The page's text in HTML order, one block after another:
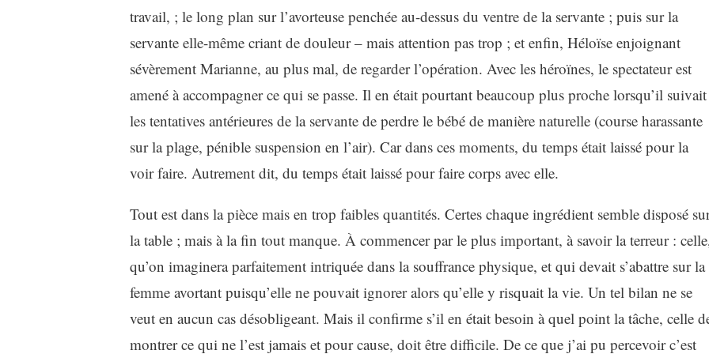
travail, ; le long plan sur l’avorteuse penchée au-dessus du ventre de la servante ; puis sur la
servante elle-même criant de douleur – mais attention pas trop ; et enfin, Héloïse enjoignant
sévèrement Marianne, au plus mal, de regarder l’opération. Avec les héroïnes, le spectateur est
amené à accompagner ce qui se passe. Il en était pourtant beaucoup plus proche lorsqu’il suivait
les tentatives antérieures de la servante de perdre le bébé de manière naturelle (course harassante
sur la plage, pénible suspension en l’air). Car dans ces moments, du temps était laissé pour la
voir faire. Autrement dit, du temps était laissé pour faire corps avec elle.
Tout est dans la pièce mais en trop faibles quantités. Certes chaque ingrédient semble disposé
la table ; mais à la fin tout manque. À commencer par le plus important, à savoir la terreur :
qu’on imaginera parfaitement intriquée dans la souffrance physique, et qui devait s’abattre sur la
femme avortant puisqu’elle ne pouvait ignorer alors qu’elle y risquait la vie. Un tel bilan ne se
veut en aucun cas désobligeant. Mais il confirme s’il en était besoin à quel point la tâche, celle
montrer ce qui ne l’est jamais et pour cause, doit être difficile. De ce que j’ai pu percevoir c’est